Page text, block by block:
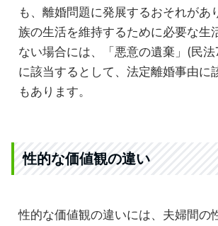
も、離婚問題に発展するおそれがあ
族の生活を維持するために必要な生
ない場合には、「悪意の遺棄」(民
に該当するとして、法定離婚事由に
もあります。
性的な価値観の違い
性的な価値観の違いには、夫婦間の